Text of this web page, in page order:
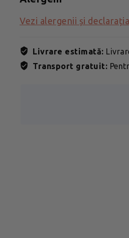
Vezi alergenii și
Livrare estimată:
Transport gratuit: